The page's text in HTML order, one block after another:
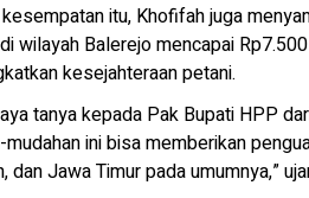
itu, Khofifah juga
wilayah Balerejo mencapai
kesejahteraan petani.
tanya kepada Pak Bupati HPP
mudahan ini bisa memberikan
dan Jawa Timur pada umumnya,”